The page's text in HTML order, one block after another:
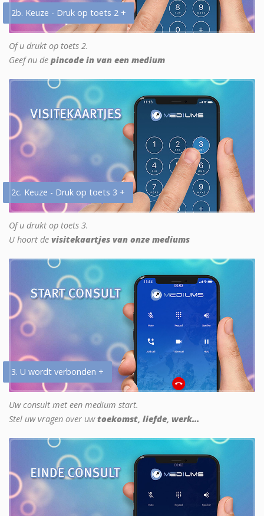
2b. Keuze - Druk op toets 2 +
Of u drukt op toets 2.
Geef nu de pincode in van een medium
2c. Keuze - Druk op toets 3 +
Of u drukt op toets 3.
U hoort de visitekaartjes van onze mediums
3. U wordt verbonden +
Uw consult met een medium start.
Stel uw vragen over uwtoekomst, liefde, werk...